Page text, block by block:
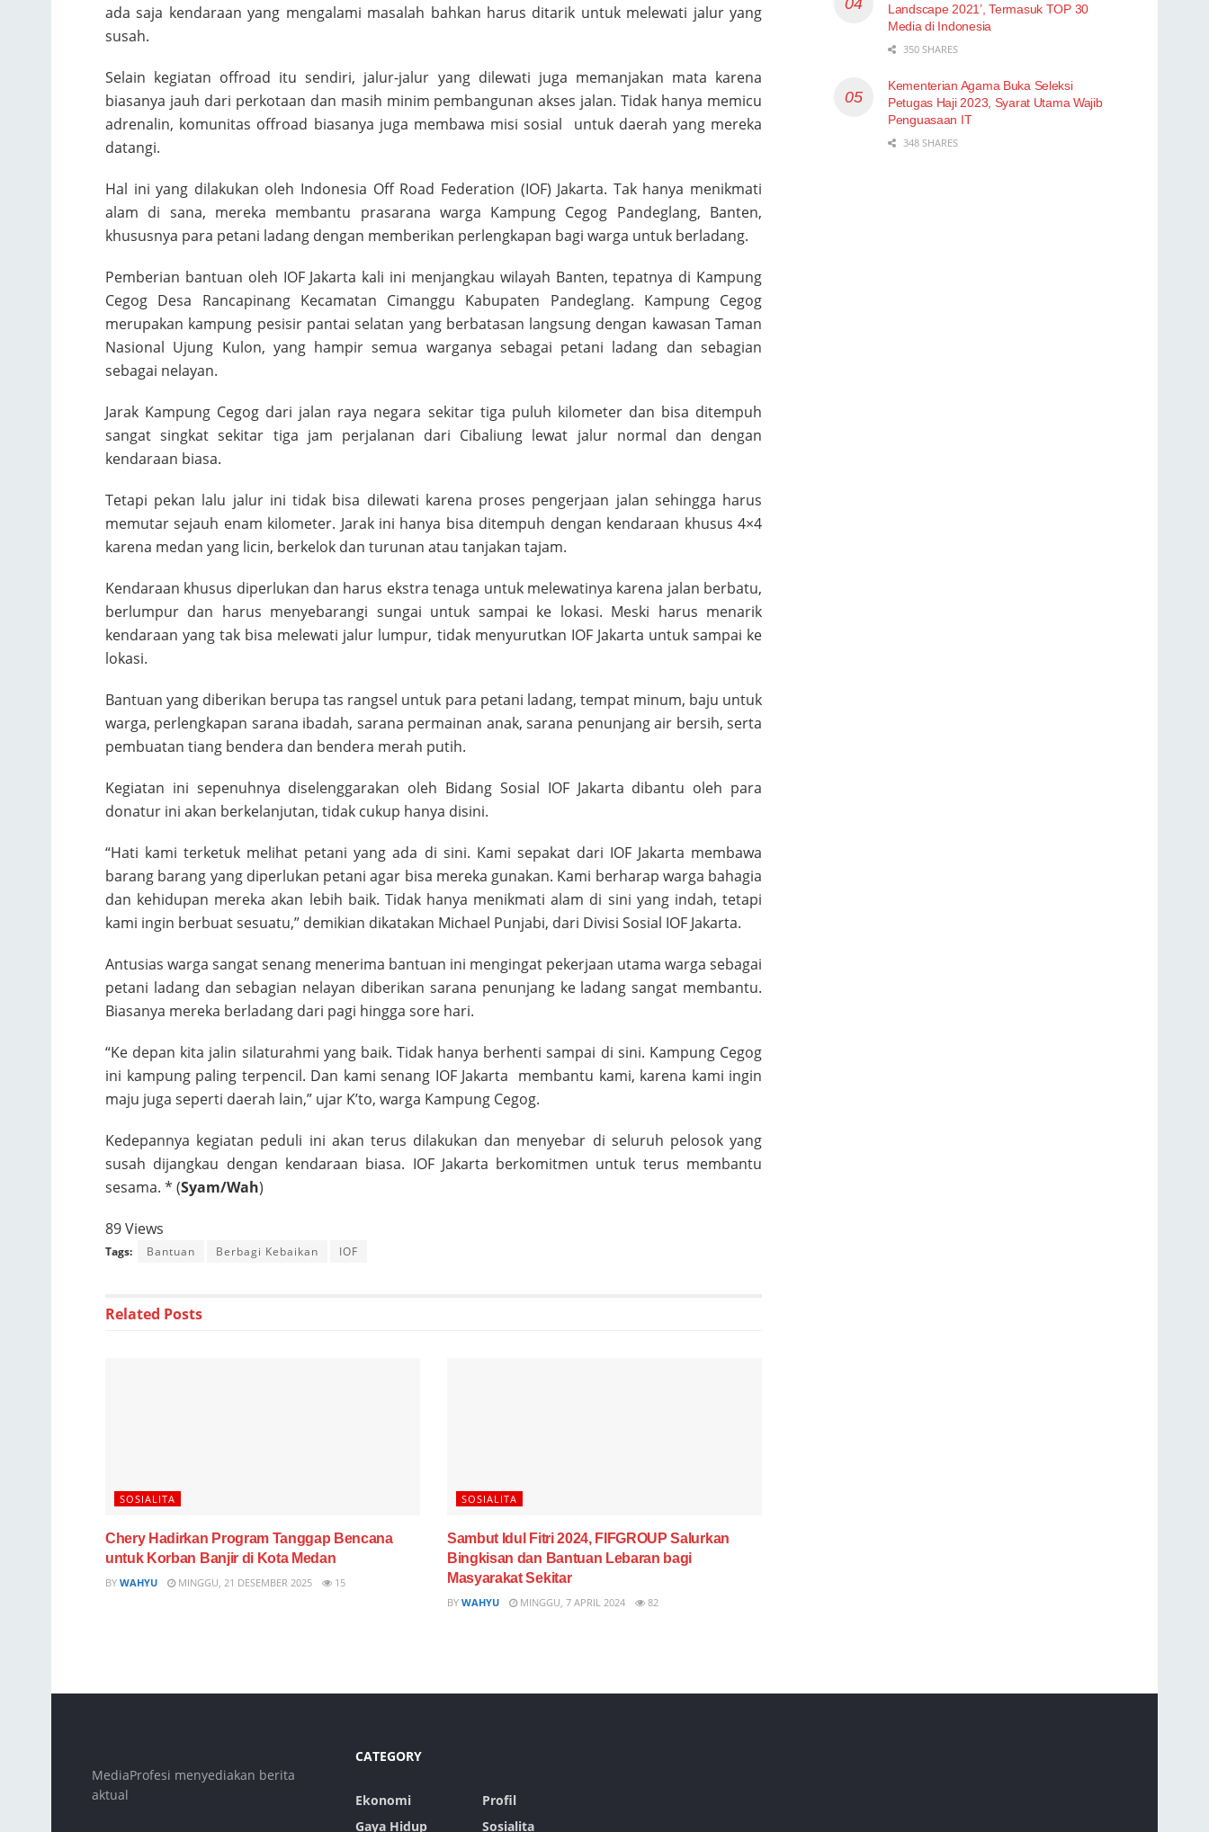
ada saja kendaraan yang mengalami masalah bahkan harus ditarik untuk melewati jalur yang
susah.
Selain kegiatan offroad itu sendiri, jalur-jalur yang dilewati juga memanjakan mata karena
biasanya jauh dari perkotaan dan masih minim pembangunan akses jalan. Tidak hanya memicu
adrenalin, komunitas offroad biasanya juga membawa misi sosial untuk daerah yang mereka
datangi.
Hal ini yang dilakukan oleh Indonesia Off Road Federation (IOF) Jakarta. Tak hanya menikmati
alam di sana, mereka membantu prasarana warga Kampung Cegog Pandeglang, Banten,
khususnya para petani ladang dengan memberikan perlengkapan bagi warga untuk berladang.
Pemberian bantuan oleh IOF Jakarta kali ini menjangkau wilayah Banten, tepatnya di Kampung
Cegog Desa Rancapinang Kecamatan Cimanggu Kabupaten Pandeglang. Kampung Cegog
merupakan kampung pesisir pantai selatan yang berbatasan langsung dengan kawasan Taman
Nasional Ujung Kulon, yang hampir semua warganya sebagai petani ladang dan sebagian
sebagai nelayan.
Jarak Kampung Cegog dari jalan raya negara sekitar tiga puluh kilometer dan bisa ditempuh
sangat singkat sekitar tiga jam perjalanan dari Cibaliung lewat jalur normal dan dengan
kendaraan biasa.
Tetapi pekan lalu jalur ini tidak bisa dilewati karena proses pengerjaan jalan sehingga harus
memutar sejauh enam kilometer. Jarak ini hanya bisa ditempuh dengan kendaraan khusus 4×4
karena medan yang licin, berkelok dan turunan atau tanjakan tajam.
Kendaraan khusus diperlukan dan harus ekstra tenaga untuk melewatinya karena jalan berbatu,
berlumpur dan harus menyebarangi sungai untuk sampai ke lokasi. Meski harus menarik
kendaraan yang tak bisa melewati jalur lumpur, tidak menyurutkan IOF Jakarta untuk sampai ke
lokasi.
Bantuan yang diberikan berupa tas rangsel untuk para petani ladang, tempat minum, baju untuk
warga, perlengkapan sarana ibadah, sarana permainan anak, sarana penunjang air bersih, serta
pembuatan tiang bendera dan bendera merah putih.
Kegiatan ini sepenuhnya diselenggarakan oleh Bidang Sosial IOF Jakarta dibantu oleh para
donatur ini akan berkelanjutan, tidak cukup hanya disini.
“Hati kami terketuk melihat petani yang ada di sini. Kami sepakat dari IOF Jakarta membawa
barang barang yang diperlukan petani agar bisa mereka gunakan. Kami berharap warga bahagia
dan kehidupan mereka akan lebih baik. Tidak hanya menikmati alam di sini yang indah, tetapi
kami ingin berbuat sesuatu,” demikian dikatakan Michael Punjabi, dari Divisi Sosial IOF Jakarta.
Antusias warga sangat senang menerima bantuan ini mengingat pekerjaan utama warga sebagai
petani ladang dan sebagian nelayan diberikan sarana penunjang ke ladang sangat membantu.
Biasanya mereka berladang dari pagi hingga sore hari.
“Ke depan kita jalin silaturahmi yang baik. Tidak hanya berhenti sampai di sini. Kampung Cegog
ini kampung paling terpencil. Dan kami senang IOF Jakarta membantu kami, karena kami ingin
maju juga seperti daerah lain,” ujar K’to, warga Kampung Cegog.
Kedepannya kegiatan peduli ini akan terus dilakukan dan menyebar di seluruh pelosok yang
susah dijangkau dengan kendaraan biasa. IOF Jakarta berkomitmen untuk terus membantu
sesama. * (Syam/Wah)
89 Views
Tags: Bantuan Berbagi Kebaikan IOF
Related Posts
SOSIALITA
Chery Hadirkan Program Tanggap Bencana
untuk Korban Banjir di Kota Medan
BY WAHYU MINGGU, 21 DESEMBER 2025 15
SOSIALITA
Sambut Idul Fitri 2024, FIFGROUP Salurkan
Bingkisan dan Bantuan Lebaran bagi
Masyarakat Sekitar
BY WAHYU MINGGU, 7 APRIL 2024 82
Landscape 2021’, Termasuk TOP 30
Media di Indonesia
350 SHARES
Kementerian Agama Buka Seleksi
Petugas Haji 2023, Syarat Utama Wajib
Penguasaan IT
348 SHARES
MediaProfesi menyediakan berita
aktual
CATEGORY
Ekonomi
Gaya Hidup
Profil
Sosialita